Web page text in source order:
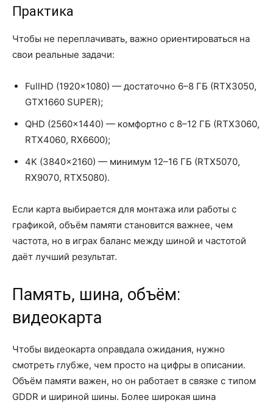
Практика
Чтобы не переплачивать, важно ориентироваться на
свои реальные задачи:
FullHD (1920×1080) — достаточно 6–8 ГБ (RTX3050,
GTX1660 SUPER);
QHD (2560×1440) — комфортно с 8–12 ГБ (RTX3060,
RTX4060, RX6600);
4K (3840×2160) — минимум 12–16 ГБ (RTX5070,
RX9070, RTX5080).
Если карта выбирается для монтажа или работы с
графикой, объём памяти становится важнее, чем
частота, но в играх баланс между шиной и частотой
даёт лучший результат.
Память, шина, объём:
видеокарта
Чтобы видеокарта оправдала ожидания, нужно
смотреть глубже, чем просто на цифры в описании.
Объём памяти важен, но он работает в связке с типом
GDDR и шириной шины. Более широкая шина